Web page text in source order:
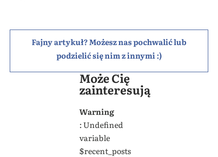
Fajny artykuł? Możesz nas pochwalić lub
podzielić się nim z innymi :)
Może Cię
zainteresują
Warning
: Undefined
variable
$recent_posts